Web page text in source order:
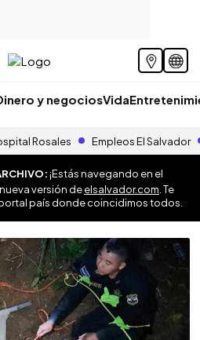
y negociosVida
Rosales Empleos El Salvador
¡Estás navegando en el
versión deelsalvador.com . Te
país donde coincidimos todos.